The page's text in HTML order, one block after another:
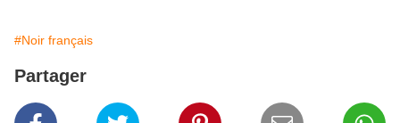
#Noir français
Partager